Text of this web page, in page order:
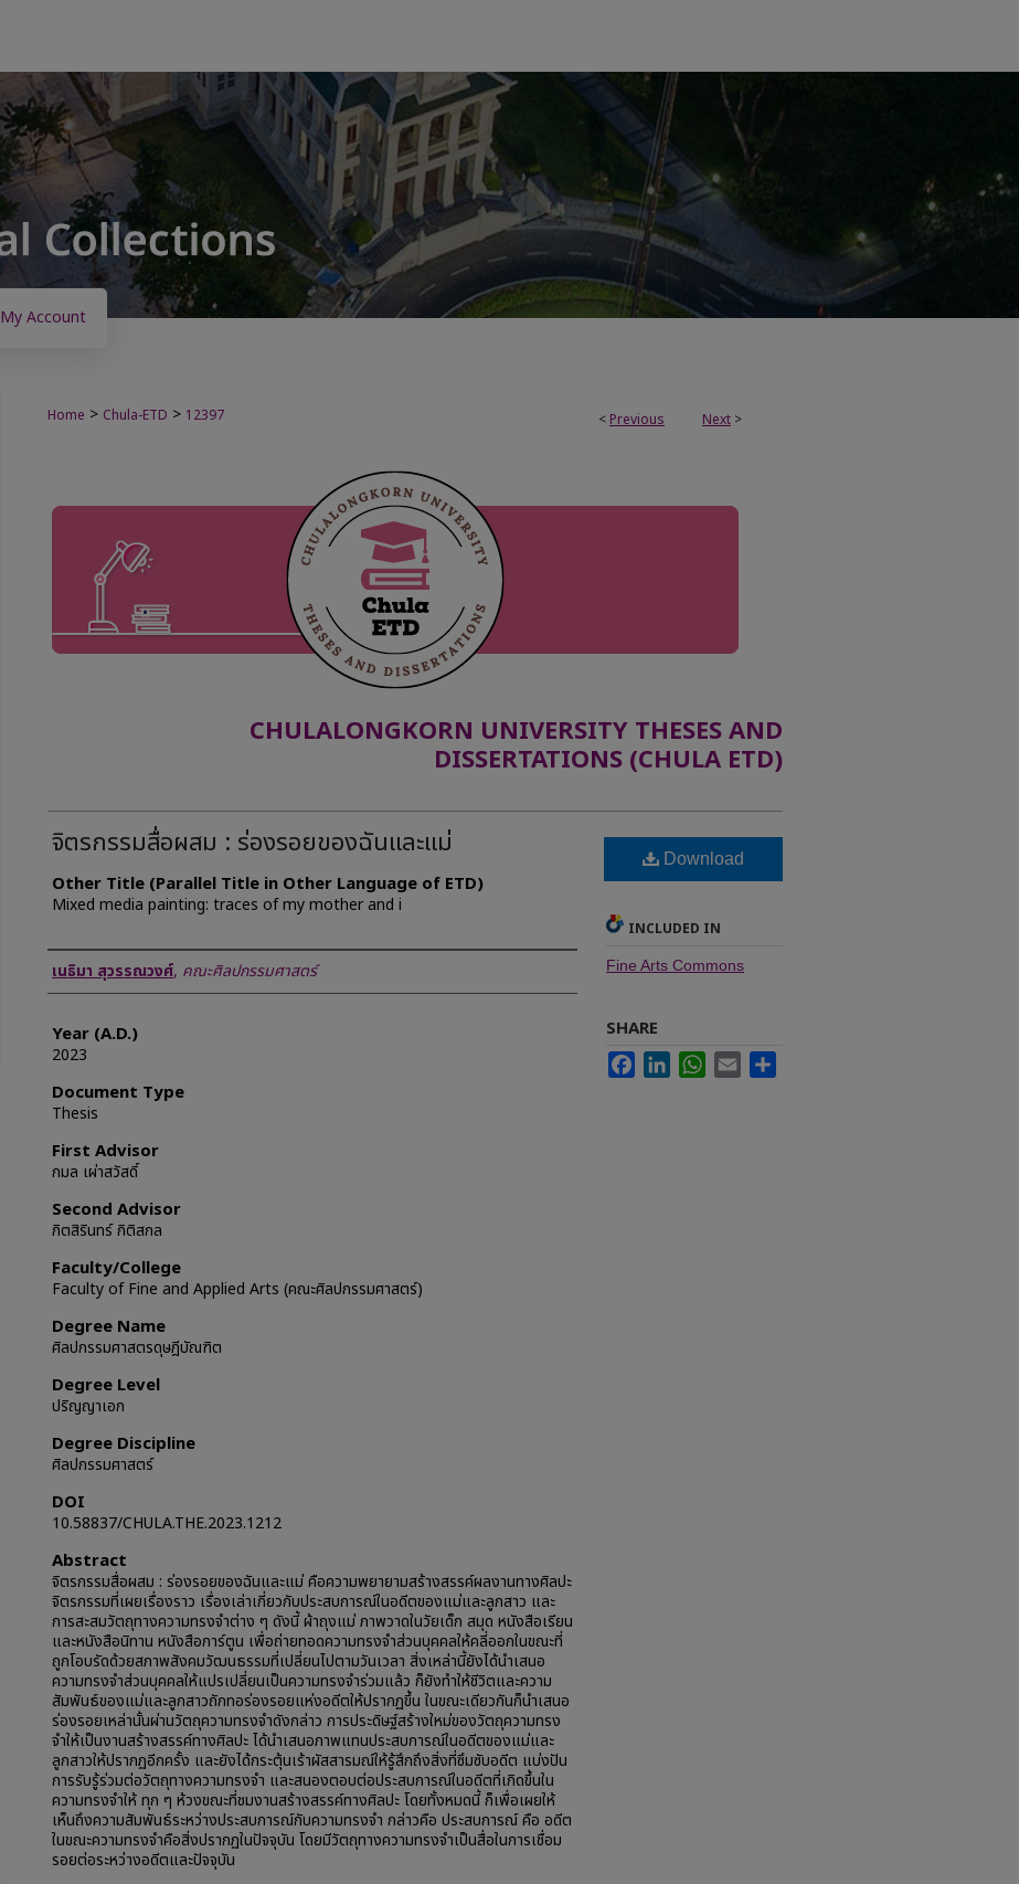
My Account
< Previous Next >
Home > Chula-ETD > 12397
CHULALONGKORN UNIVERSITY THESES AND
DISSERTATIONS (CHULA ETD)
จิตรกรรมสื่อผสม : ร่องรอยของฉันและแม่
Other Title (Parallel Title in Other Language of ETD)
Mixed media painting: traces of my mother and i
Author
เนธิมา สุวรรณวงศ์, คณะศิลปกรรมศาสตร์
Year (A.D.)
2023
Document Type
Thesis
First Advisor
กมล เผ่าสวัสดิ์
Second Advisor
กิตสิรินทร์ กิติสกล
Faculty/College
Faculty of Fine and Applied Arts (คณะศิลปกรรมศาสตร์)
Degree Name
ศิลปกรรมศาสตรดุษฎีบัณฑิต
Degree Level
ปริญญาเอก
Degree Discipline
ศิลปกรรมศาสตร์
DOI
10.58837/CHULA.THE.2023.1212
Abstract
จิตรกรรมสื่อผสม : ร่องรอยของฉันและแม่ คือความพยายามสร้างสรรค์ผลงานทางศิลปะ
จิตรกรรมที่เผยเรื่องราว เรื่องเล่าเกี่ยวกับประสบการณ์ในอดีตของแม่และลูกสาว และ
การสะสมวัตถุทางความทรงจำต่าง ๆ ดังนี้ ผ้าถุงแม่ ภาพวาดในวัยเด็ก สมุด หนังสือเรียน
และหนังสือนิทาน หนังสือการ์ตูน เพื่อถ่ายทอดความทรงจำส่วนบุคคลให้คลี่ออกในขณะที่
ถูกโอบรัดด้วยสภาพสังคมวัฒนธรรมที่เปลี่ยนไปตามวันเวลา สิ่งเหล่านี้ยังได้นำเสนอ
ความทรงจำส่วนบุคคลให้แปรเปลี่ยนเป็นความทรงจำร่วมแล้ว ก็ยังทำให้ชีวิตและความ
สัมพันธ์ของแม่และลูกสาวถักทอร่องรอยแห่งอดีตให้ปรากฏขึ้น ในขณะเดียวกันก็นำเสนอ
ร่องรอยเหล่านั้นผ่านวัตถุความทรงจำดังกล่าว การประดิษฐ์สร้างใหม่ของวัตถุความทรง
จำให้เป็นงานสร้างสรรค์ทางศิลปะ ได้นำเสนอภาพแทนประสบการณ์ในอดีตของแม่และ
ลูกสาวให้ปรากฏอีกครั้ง และยังได้กระตุ้นเร้าผัสสารมณ์ให้รู้สึกถึงสิ่งที่ซึมซับอดีต แบ่งปัน
การรับรู้ร่วมต่อวัตถุทางความทรงจำ และสนองตอบต่อประสบการณ์ในอดีตที่เกิดขึ้นใน
ความทรงจำให้ ทุก ๆ ห้วงขณะที่ชมงานสร้างสรรค์ทางศิลปะ โดยทั้งหมดนี้ ก็เพื่อเผยให้
เห็นถึงความสัมพันธ์ระหว่างประสบการณ์กับความทรงจำ กล่าวคือ ประสบการณ์ คือ อดีต
ในขณะความทรงจำคือสิ่งปรากฏในปัจจุบัน โดยมีวัตถุทางความทรงจำเป็นสื่อในการเชื่อม
รอยต่อระหว่างอดีตและปัจจุบัน
Download
INCLUDED IN
Fine Arts Commons
SHARE
FacebookLinkedInWhatsApp
Email